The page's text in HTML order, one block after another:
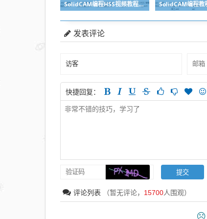
SolidCAM编程HSS视频教程-SolidWorks编程视频教程系列
发表评论
快捷回复：
评论列表 （暂无评论， 15700人围观）